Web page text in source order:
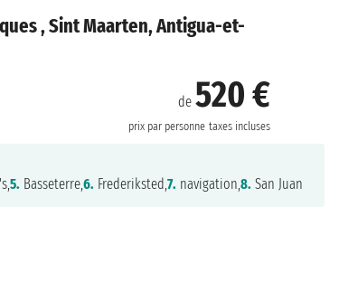
, Sint Maarten, Antigua-et-
de520 €
prix par personne taxes incluses
5. Basseterre,6. Frederiksted,7. navigation,8. San Juan